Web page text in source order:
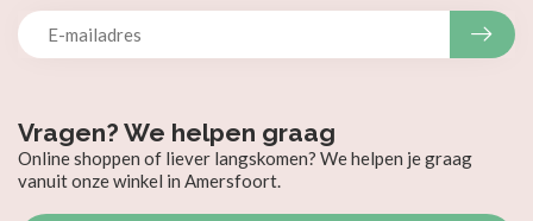
Vragen? We helpen graag
Online shoppen of liever langskomen? We helpen je graag
vanuit onze winkel in Amersfoort.